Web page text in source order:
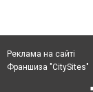
Реклама на сайті
Франшиза "CitySites"